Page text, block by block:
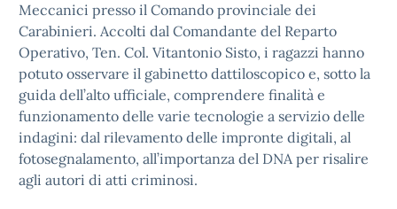
Meccanici presso il Comando provinciale dei
Carabinieri. Accolti dal Comandante del Reparto
Operativo, Ten. Col. Vitantonio Sisto, i ragazzi hanno
potuto osservare il gabinetto dattiloscopico e, sotto la
guida dell’alto ufficiale, comprendere finalità e
funzionamento delle varie tecnologie a servizio delle
indagini: dal rilevamento delle impronte digitali, al
fotosegnalamento, all’importanza del DNA per risalire
agli autori di atti criminosi.